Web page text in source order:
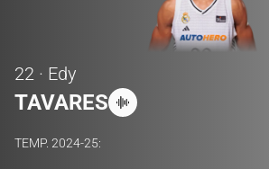
22 · Edy
TAVARES
TEMP. 2024-25: